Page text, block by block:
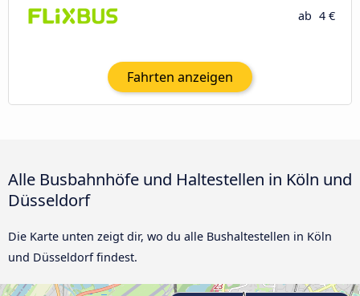
ab 4 €
Fahrten anzeigen
Alle Busbahnhöfe und Haltestellen in Köln und
Düsseldorf
Die Karte unten zeigt dir, wo du alle Bushaltestellen in Köln
und Düsseldorf findest.